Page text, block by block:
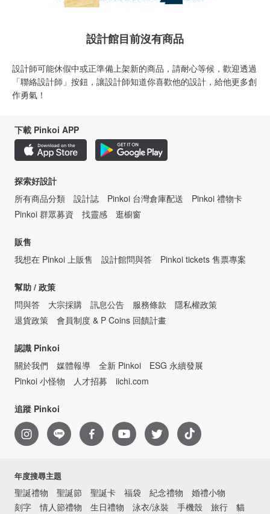
設計館目前沒有商品
設計師可能休假中或正準備上架新的商品，請耐心等候，歡迎透過
「聯絡設計師」按鈕，讓設計師知道你喜歡他的設計，給他更多創
作勇氣！
下載 Pinkoi APP
探索好設計
所有商品分類
設計誌 Pinkoi 台灣倉庫配送
Pinkoi 禮物卡
Pinkoi 群眾募資
找靈感 逛櫥窗
販售
我想在 Pinkoi 上販售
設計館問與答 Pinkoi tickets 售票專案
幫助 / 政策
問與答
大宗採購 訊息公告 服務條款
隱私權政策
退貨政策
會員制度 & P Coins 回饋計畫
認識 Pinkoi
關於我們
媒體報導 全新 Pinkoi
ESG 永續發展
Pinkoi 小怪物
人才招募 iichi.com
追蹤 Pinkoi
年度搜尋主題
聖誕禮物 聖誕節 聖誕卡 福袋 紀念禮物
婚禮小物
刻字
情人節禮物 生日禮物 泳衣/泳裝 手機殼 旅行 貓